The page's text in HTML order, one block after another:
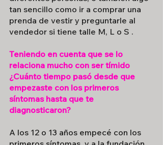
tan sencillo como ir a comprar una
prenda de vestir y preguntarle al
vendedor si tiene talle M, L o S .
Teniendo en cuenta que se lo
relaciona mucho con ser tímido
¿Cuánto tiempo pasó desde que
empezaste con los primeros
síntomas hasta que te
diagnosticaron?
A los 12 o 13 años empecé con los